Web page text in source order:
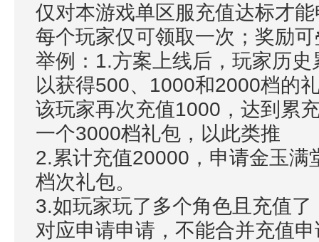
仅对本游戏单区服充值达标才
每个玩家仅可领取一次；奖励
举例：1.方案上线后，玩家历
以获得500、1000和2000档的
该玩家再次充值1000，达到累
一个3000档礼包，以此类推
2.累计充值20000，申请金玉满
档次礼包。
3.如玩家玩了多个角色且充值
对应申请申请，不能合并充值